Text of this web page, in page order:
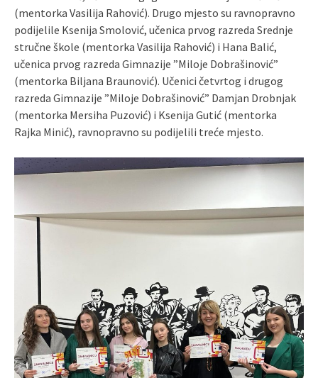
(mentorka Vasilija Rahović). Drugo mjesto su ravnopravno
podijelile Ksenija Smolović, učenica prvog razreda Srednje
stručne škole (mentorka Vasilija Rahović) i Hana Balić,
učenica prvog razreda Gimnazije ”Miloje Dobrašinović”
(mentorka Biljana Braunović). Učenici četvrtog i drugog
razreda Gimnazije ”Miloje Dobrašinović” Damjan Drobnjak
(mentorka Mersiha Puzović) i Ksenija Gutić (mentorka
Rajka Minić), ravnopravno su podijelili treće mjesto.